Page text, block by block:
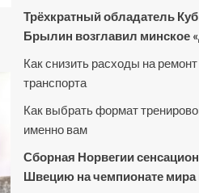
Трёхкратный обладатель
Брылин возглавил минское
Как снизить расходы на
транспорта
Как выбрать формат
именно вам
Сборная Норвегии
Швецию на чемпионате мира